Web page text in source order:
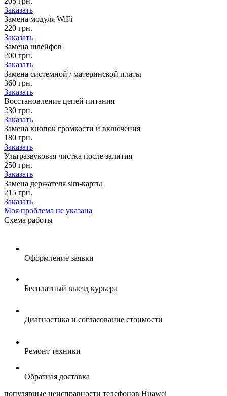
Заказать
Замена модуля WiFi
220 грн.
Заказать
Замена шлейфов
200 грн.
Заказать
Замена системной / материнской платы
360 грн.
Заказать
Восстановление цепей питания
230 грн.
Заказать
Замена кнопок громкости и включения
180 грн.
Заказать
Ультразвуковая чистка после залития
250 грн.
Заказать
Замена держателя sim-карты
215 грн.
Заказать
Моя проблема не указана
Схема работы
Оформление заявки
Бесплатный выезд курьера
Диагностика и согласование стоимости
Ремонт техники
Обратная доставка
популярные неисправности телефонов Huawei